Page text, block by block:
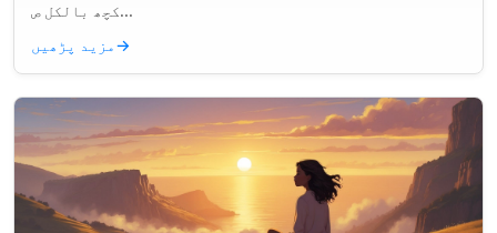
کچھ بالکل ص...
مزید پڑھیں→